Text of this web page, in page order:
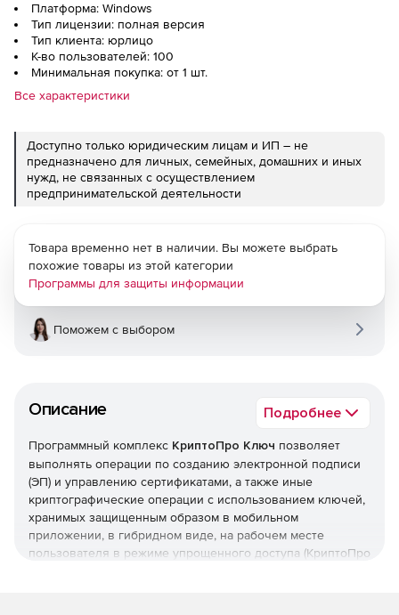
Платформа: Windows
Тип лицензии: полная версия
Тип клиента: юрлицо
К-во пользователей: 100
Минимальная покупка: от 1 шт.
Все характеристики
Доступно только юридическим лицам и ИП – не
предназначено для личных, семейных, домашних и иных
нужд, не связанных с осуществлением
предпринимательской деятельности
Описание Подробнее
Программный комплекс КриптоПро Ключ позволяет
выполнять операции по созданию электронной подписи
(ЭП) и управлению сертификатами, а также иные
криптографические операции с использованием ключей,
хранимых защищенным образом в мобильном
приложении, в гибридном виде, на рабочем месте
пользователя в режиме упрощенного доступа (КриптоПро
Товара временно нет в наличии. Вы можете выбрать
похожие товары из этой категории
Программы для защиты информации
Поможем с выбором